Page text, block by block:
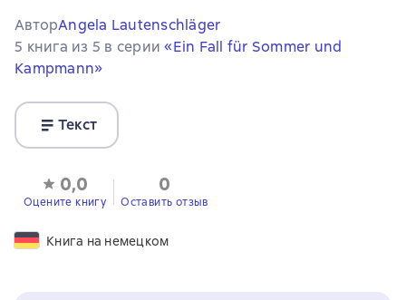
АвторAngela Lautenschläger
5 книга из 5 в серии«Ein Fall für Sommer und
Kampmann»
Текст
0,0
Оцените книгу
0
Оставить отзыв
Книга на немецком